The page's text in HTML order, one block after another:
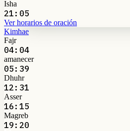
Isha
21:05
Ver horarios de oración
Kimhae
Fajr
04:04
amanecer
05:39
Dhuhr
12:31
Asser
16:15
Magreb
19:20